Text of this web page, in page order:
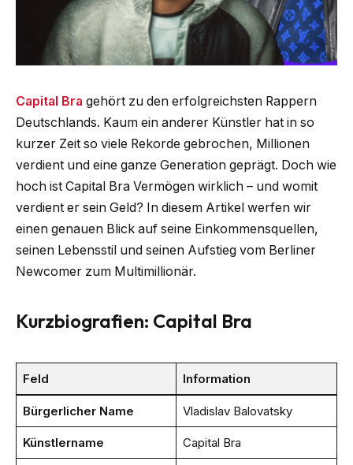
Capital Bra gehört zu den erfolgreichsten Rappern
Deutschlands. Kaum ein anderer Künstler hat in so
kurzer Zeit so viele Rekorde gebrochen, Millionen
verdient und eine ganze Generation geprägt. Doch wie
hoch ist Capital Bra Vermögen wirklich – und womit
verdient er sein Geld? In diesem Artikel werfen wir
einen genauen Blick auf seine Einkommensquellen,
seinen Lebensstil und seinen Aufstieg vom Berliner
Newcomer zum Multimillionär.
Kurzbiografien: Capital Bra
Feld Information
Bürgerlicher Name Vladislav Balovatsky
Künstlername Capital Bra